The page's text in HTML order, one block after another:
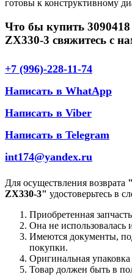
готовы к конструктивному
Что бы купить
ZX330-3 свяжитесь с
+7 (996)-228-11-74
Написать в WhatApp
Написать в Viber
Написать в Telegram
int174@yandex.ru
Для осуществления возврата
ZX330-3" удостоверьтесь в
Приобретенная
Она не использовалась
Имеются документы,
покупки.
Оригинальная
Товар должен быть в